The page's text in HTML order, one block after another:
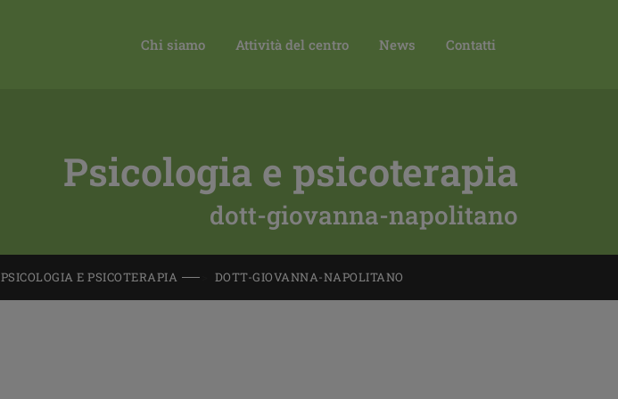
Chi siamo Attività del centro News Contatti
Psicologia e psicoterapia
dott-giovanna-napolitano
PSICOLOGIA E PSICOTERAPIA DOTT-GIOVANNA-NAPOLITANO